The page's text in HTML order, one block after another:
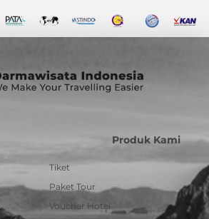
Produk Kami
Tiket
Paket Tour
Voucher Hotel